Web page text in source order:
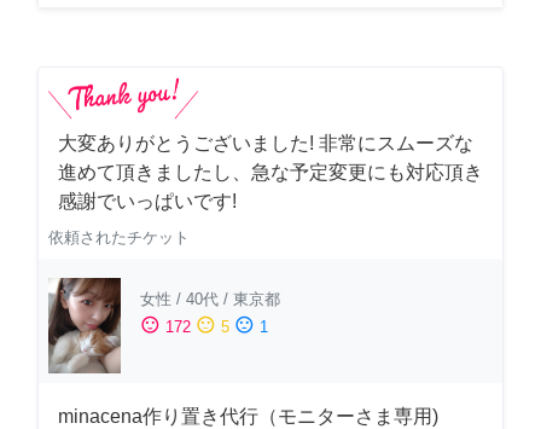
大変ありがとうございました! 非常にスムーズな
進めて頂きましたし、急な予定変更にも対応頂き
感謝でいっぱいです!
依頼されたチケット
女性 / 40代 / 東京都
sentiment_satisfied 172 sentiment_neutral 5 sentiment_dissatisfied 1
minacena作り置き代行（モニターさま専用)